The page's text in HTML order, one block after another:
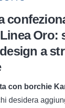
Oro:
a
con borchie
desidera